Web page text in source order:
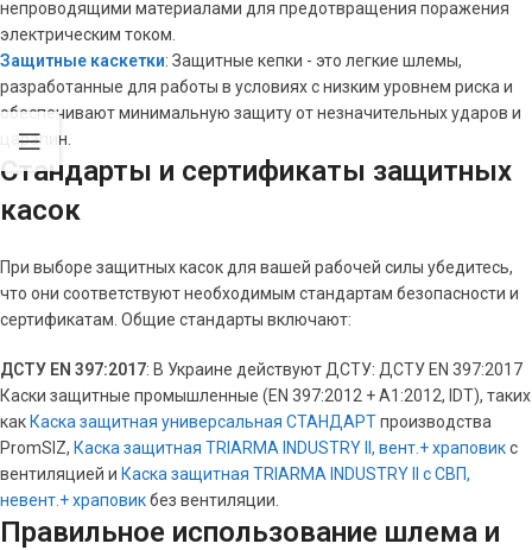
непроводящими материалами для предотвращения поражения
электрическим током.
Защитные каскетки: Защитные кепки - это легкие шлемы,
разработанные для работы в условиях с низким уровнем риска и
обеспечивают минимальную защиту от незначительных ударов и
царапин.
Стандарты и сертификаты защитных
касок
При выборе защитных касок для вашей рабочей силы убедитесь,
что они соответствуют необходимым стандартам безопасности и
сертификатам. Общие стандарты включают:
ДСТУ EN 397:2017: В Украине действуют ДСТУ: ДСТУ EN 397:2017
Каски защитные промышленные (EN 397:2012 + А1:2012, IDT), таких
как Каска защитная универсальная СТАНДАРТпроизводства
PromSIZ, Каска защитная TRIARMA INDUSTRY II, вент.+ храповикс
вентиляцией и Каска защитная TRIARMA INDUSTRY II с СВП,
невент.+ храповикбез вентиляции.
Правильное использование шлема и